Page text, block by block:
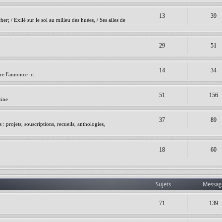
/ Exilé sur le sol au milieu des huées, / Ses ailes de
13 39
29 51
l'annonce ici.
14 34
51 156
projets, souscriptions, recueils, anthologies,
37 89
18 60
Sujets
71 139